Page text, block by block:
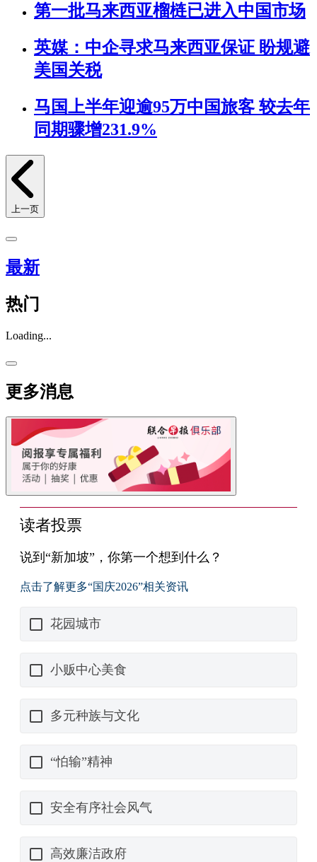
第一批马来西亚榴梿已进入中国市场
英媒：中企寻求马来西亚保证 盼规避
美国关税
马国上半年迎逾95万中国旅客 较去年
同期骤增231.9%
上一页
最新
热门
Loading...
更多消息